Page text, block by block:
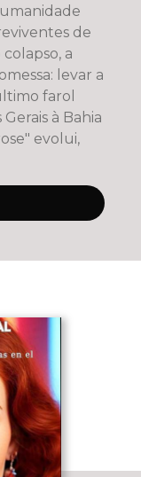
de
a
levar a
farol
evolui,